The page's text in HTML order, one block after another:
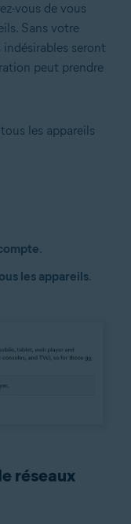
vous de vous
Sans votre
seront
peut prendre
les appareils
.
les appareils.
réseaux